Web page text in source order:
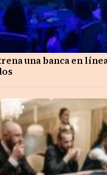
una banca en